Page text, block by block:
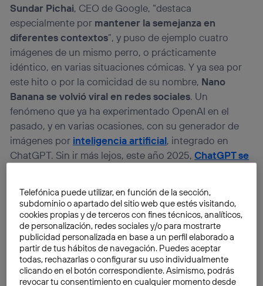
Sundar Pichai, CEO de Google, “destaca
especialmente por mantener la semejanza en
diferentes contextos”, y puso de ejemplo cuatro
imágenes de un mismo perro, o prácticamente
idéntico, en varias situaciones cómicas. Y ya sea por
este hito o por la comicidad de su nombre, Nano
Banana se volvió viral en redes sociales. Un
fenómeno que ya ha experimentado OpenAI en el
pasado, y en varias ocasiones, con su generador de
imágenes por inteligencia artificial, integrado en
ChatGPT. Sin ir más lejos, este año 2025,ChatGPT se
distintas profesiones y, en ocasiones, con el rostro del
usuario.
Telefónica puede utilizar, en función de la sección,
subdominio o apartado del sitio web que estés visitando,
cookies propias y de terceros con fines técnicos, analíticos,
de personalización, redes sociales y/o para mostrarte
publicidad personalizada en base a un perfil elaborado a
partir de tus hábitos de navegación. Puedes aceptar
todas, rechazarlas o configurar su uso individualmente
clicando en el botón correspondiente. Asimismo, podrás
revocar tu consentimiento en cualquier momento desde